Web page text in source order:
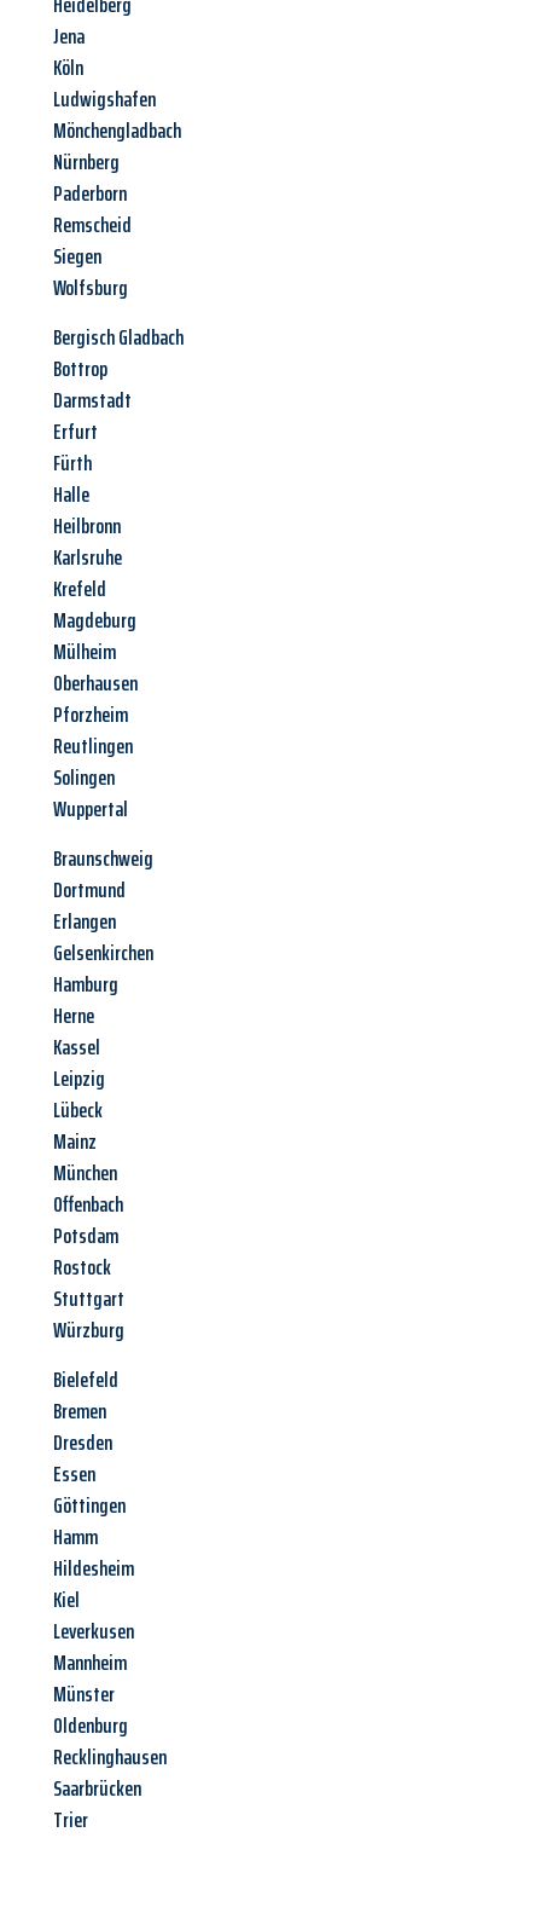
Jena
Köln
Ludwigshafen
Mönchengladbach
Nürnberg
Paderborn
Remscheid
Siegen
Wolfsburg
Bergisch Gladbach
Bottrop
Darmstadt
Erfurt
Fürth
Halle
Heilbronn
Karlsruhe
Krefeld
Magdeburg
Mülheim
Oberhausen
Pforzheim
Reutlingen
Solingen
Wuppertal
Braunschweig
Dortmund
Erlangen
Gelsenkirchen
Hamburg
Herne
Kassel
Leipzig
Lübeck
Mainz
München
Offenbach
Potsdam
Rostock
Stuttgart
Würzburg
Bielefeld
Bremen
Dresden
Essen
Göttingen
Hamm
Hildesheim
Kiel
Leverkusen
Mannheim
Münster
Oldenburg
Recklinghausen
Saarbrücken
Trier